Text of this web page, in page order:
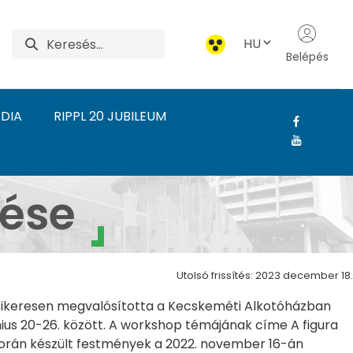
HU
Belépés
RIPPL 20 JUBILEUM
kiterjesztése -
Utolsó frissítés: 2023 december 18.
megvalósította a Kecskeméti Alkotóházban
20-26. között. A workshop témájának címe A figura
készült festmények a 2022. november 16-án